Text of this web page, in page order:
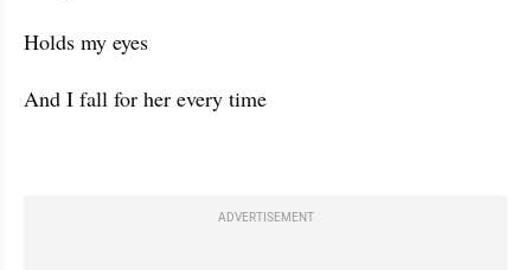
Holds my eyes
And I fall for her every time
ADVERTISEMENT